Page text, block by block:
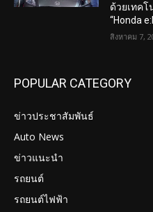
ด้วยเทค
“Honda
สิงหาคม 7,
POPULAR CATEGORY
ข่าวประชาสัมพันธ์
Auto News
ข่าวแนะนำ
รถยนต์
รถยนต์ไฟฟ้า